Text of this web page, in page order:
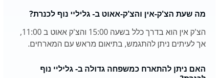
מה שעת הצ'ק-אין והצ'ק-אאוט ב- גליליי נוף לכנרת?
הצ'ק אין הוא בדרך כלל בשעה 15:00 והצ'ק אאוט ב 11:00,
אך לעיתים ניתן להתגמש, בתיאום מראש עם המארחים.
האם ניתן להתארח כמשפחה גדולה ב- גליליי נוף